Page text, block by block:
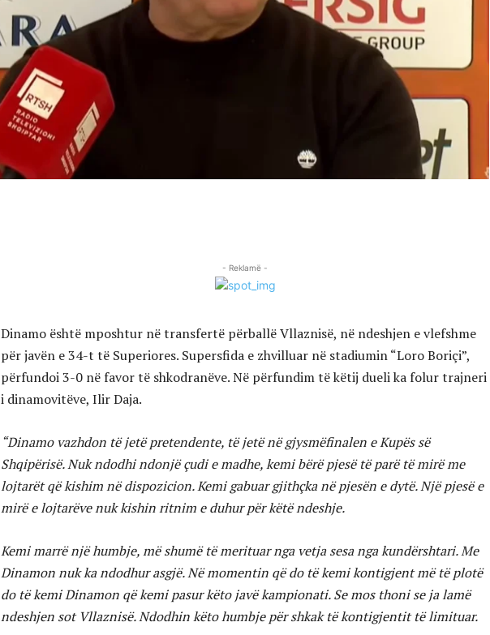
- Reklamë -
Dinamo është mposhtur në transfertë përballë Vllaznisë, në ndeshjen e vlefshme
për javën e 34-t të Superiores. Supersfida e zhvilluar në stadiumin “Loro Boriçi”,
përfundoi 3-0 në favor të shkodranëve. Në përfundim të këtij dueli ka folur trajneri
i dinamovitëve, Ilir Daja.
“Dinamo vazhdon të jetë pretendente, të jetë në gjysmëfinalen e Kupës së
Shqipërisë. Nuk ndodhi ndonjë çudi e madhe, kemi bërë pjesë të parë të mirë me
lojtarët që kishim në dispozicion. Kemi gabuar gjithçka në pjesën e dytë. Një pjesë e
mirë e lojtarëve nuk kishin ritnim e duhur për këtë ndeshje.
Kemi marrë një humbje, më shumë të merituar nga vetja sesa nga kundërshtari. Me
Dinamon nuk ka ndodhur asgjë. Në momentin që do të kemi kontigjent më të plotë
do të kemi Dinamon që kemi pasur këto javë kampionati. Se mos thoni se ja lamë
ndeshjen sot Vllaznisë. Ndodhin këto humbje për shkak të kontigjentit të limituar.